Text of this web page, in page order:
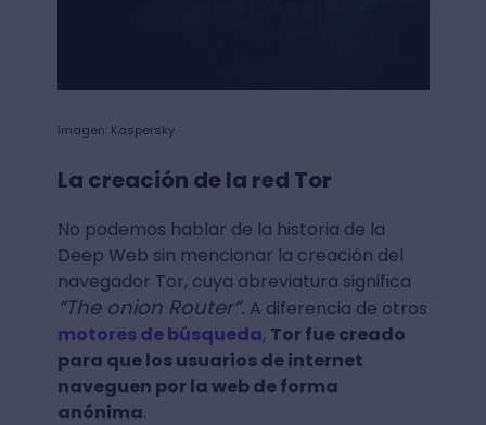
Imagen: Kaspersky
La creación de la red Tor
No podemos hablar de la historia de la
Deep Web sin mencionar la creación del
navegador Tor, cuya abreviatura significa
“The onion Router”. A diferencia de otros
motores de búsqueda, Tor fue creado
para que los usuarios de internet
naveguen por la web de forma
anónima.